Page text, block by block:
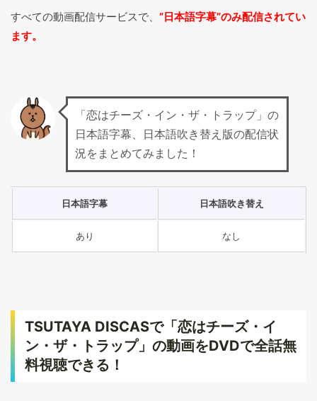
すべての動画配信サービスで、 ”日本語字幕”のみ配信されてい
ます。
「恋はチーズ・イン・ザ・トラップ」の
日本語字幕、日本語吹き替え版の配信状
況をまとめてみました！
日本語字幕 日本語吹き替え
あり なし
TSUTAYA DISCASで「恋はチーズ・イ
ン・ザ・トラップ」の動画をDVDで全話無
料視聴できる！